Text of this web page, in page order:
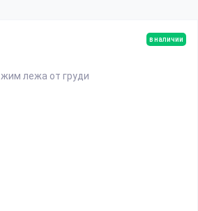
в наличии